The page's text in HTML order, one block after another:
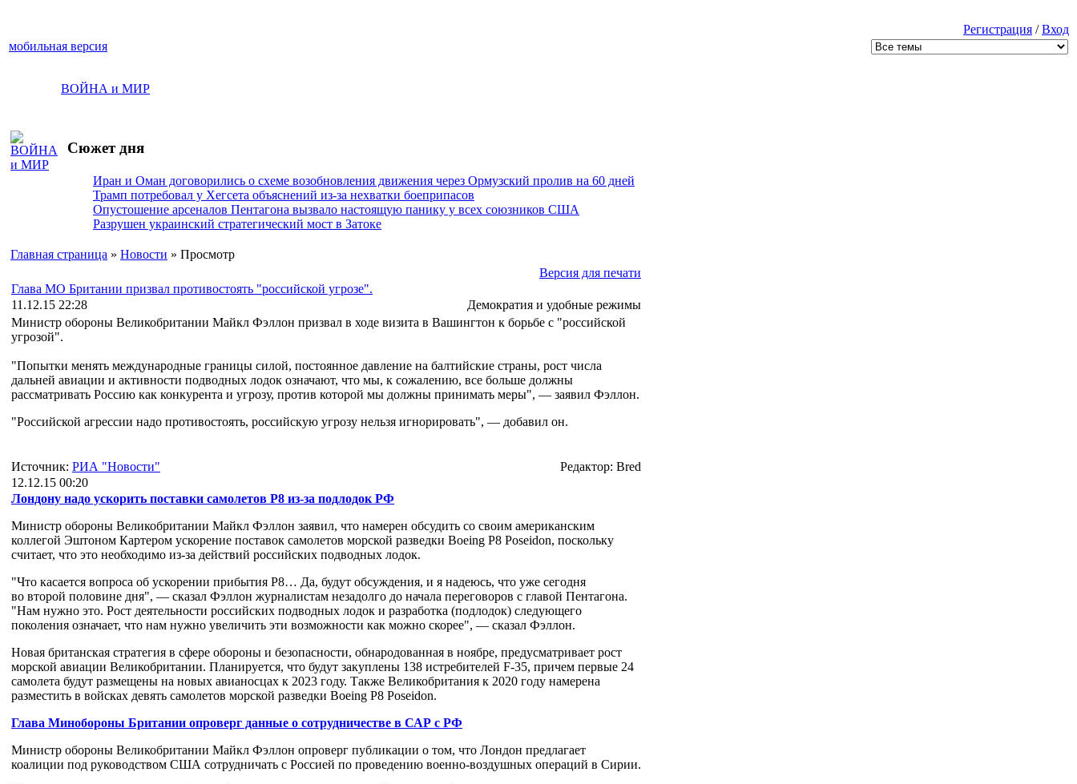
Регистрация /Вход
мобильная версия
ВОЙНА и МИР
Сюжет дня
Иран и Оман договорились о схеме возобновления движения через Ормузский пролив на 60 дней
Трамп потребовал у Хегсета объяснений из-за нехватки боеприпасов
Опустошение арсеналов Пентагона вызвало настоящую панику у всех союзников США
Разрушен украинский стратегический мост в Затоке
Главная страница » Новости » Просмотр
Версия для печати
Глава МО Британии призвал противостоять "российской угрозе".
11.12.15 22:28
Демократия и удобные режимы
Министр обороны Великобритании Майкл Фэллон призвал в ходе визита в Вашингтон к борьбе с "российской
угрозой".
"Попытки менять международные границы силой, постоянное давление на балтийские страны, рост числа
дальней авиации и активности подводных лодок означают, что мы, к сожалению, все больше должны
рассматривать Россию как конкурента и угрозу, против которой мы должны принимать меры", — заявил Фэллон.
"Российской агрессии надо противостоять, российскую угрозу нельзя игнорировать", — добавил он.
Источник: РИА "Новости"
Редактор: Bred
12.12.15 00:20
Лондону надо ускорить поставки самолетов Р8 из-за подлодок РФ
Министр обороны Великобритании Майкл Фэллон заявил, что намерен обсудить со своим американским
коллегой Эштоном Картером ускорение поставок самолетов морской разведки Boeing P8 Poseidon, поскольку
считает, что это необходимо из-за действий российских подводных лодок.
"Что касается вопроса об ускорении прибытия P8… Да, будут обсуждения, и я надеюсь, что уже сегодня
во второй половине дня", — сказал Фэллон журналистам незадолго до начала переговоров с главой Пентагона.
"Нам нужно это. Рост деятельности российских подводных лодок и разработка (подлодок) следующего
поколения означает, что нам нужно увеличить эти возможности как можно скорее", — сказал Фэллон.
Новая британская стратегия в сфере обороны и безопасности, обнародованная в ноябре, предусматривает рост
морской авиации Великобритании. Планируется, что будут закуплены 138 истребителей F-35, причем первые 24
самолета будут размещены на новых авианосцах к 2023 году. Также Великобритания к 2020 году намерена
разместить в войсках девять самолетов морской разведки Boeing P8 Poseidon.
Глава Минобороны Британии опроверг данные о сотрудничестве в САР с РФ
Министр обороны Великобритании Майкл Фэллон опроверг публикации о том, что Лондон предлагает
коалиции под руководством США сотрудничать с Россией по проведению военно-воздушных операций в Сирии.